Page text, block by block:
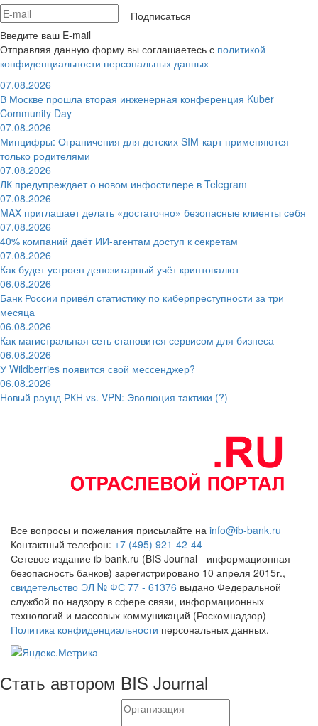
Подписаться
Введите ваш E-mail
Отправляя данную форму вы соглашаетесь с политикой
конфиденциальности персональных данных
07.08.2026
В Москве прошла вторая инженерная конференция Kuber
Community Day
07.08.2026
Минцифры: Ограничения для детских SIM-карт применяются
только родителями
07.08.2026
ЛК предупреждает о новом инфостилере в Telegram
07.08.2026
MAX приглашает делать «достаточно» безопасные клиенты себя
07.08.2026
40% компаний даёт ИИ‑агентам доступ к секретам
07.08.2026
Как будет устроен депозитарный учёт криптовалют
06.08.2026
Банк России привёл статистику по киберпреступности за три
месяца
06.08.2026
Как магистральная сеть становится сервисом для бизнеса
06.08.2026
У Wildberries появится свой мессенджер?
06.08.2026
Новый раунд РКН vs. VPN: Эволюция тактики (?)
Все вопросы и пожелания присылайте на info@ib-bank.ru
Контактный телефон: +7 (495) 921-42-44
Сетевое издание ib-bank.ru (BIS Journal - информационная
безопасность банков) зарегистрировано 10 апреля 2015г.,
свидетельство ЭЛ № ФС 77 - 61376 выдано Федеральной
службой по надзору в сфере связи, информационных
технологий и массовых коммуникаций (Роскомнадзор)
Политика конфиденциальности персональных данных.
Стать автором BIS Journal